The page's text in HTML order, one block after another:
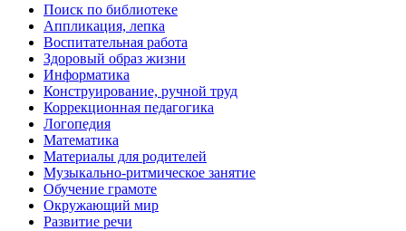
Поиск по библиотеке
Аппликация, лепка
Воспитательная работа
Здоровый образ жизни
Информатика
Конструирование, ручной труд
Коррекционная педагогика
Логопедия
Математика
Материалы для родителей
Музыкально-ритмическое занятие
Обучение грамоте
Окружающий мир
Развитие речи